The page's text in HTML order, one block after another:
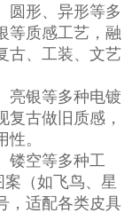
圆形、异形等多
等质感工艺，融
古、工装、文艺
亮银等多种电镀
古做旧质感，
。
镂空等多种工
（如飞鸟、星
，适配各类皮具